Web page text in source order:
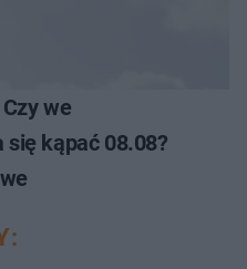
we
się kąpać 08.08?